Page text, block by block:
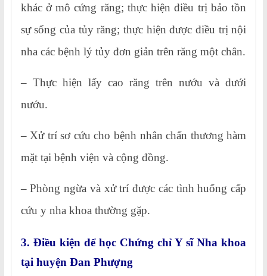
khác ở mô cứng răng; thực hiện điều trị bảo tồn
sự sống của tủy răng; thực hiện được điều trị nội
nha các bệnh lý tủy đơn giản trên răng một chân.
– Thực hiện lấy cao răng trên nướu và dưới
nướu.
– Xử trí sơ cứu cho bệnh nhân chấn thương hàm
mặt tại bệnh viện và cộng đồng.
– Phòng ngừa và xử trí được các tình huống cấp
cứu y nha khoa thường gặp.
3. Điều kiện để học Chứng chỉ Y sĩ Nha khoa
tại huyện Đan Phượng